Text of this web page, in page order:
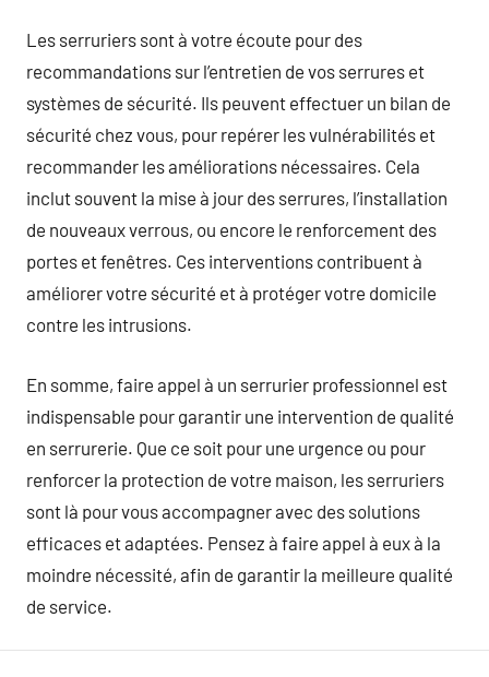
Les serruriers sont à votre écoute pour des
recommandations sur l’entretien de vos serrures et
systèmes de sécurité. Ils peuvent effectuer un bilan de
sécurité chez vous, pour repérer les vulnérabilités et
recommander les améliorations nécessaires. Cela
inclut souvent la mise à jour des serrures, l’installation
de nouveaux verrous, ou encore le renforcement des
portes et fenêtres. Ces interventions contribuent à
améliorer votre sécurité et à protéger votre domicile
contre les intrusions.
En somme, faire appel à un serrurier professionnel est
indispensable pour garantir une intervention de qualité
en serrurerie. Que ce soit pour une urgence ou pour
renforcer la protection de votre maison, les serruriers
sont là pour vous accompagner avec des solutions
efficaces et adaptées. Pensez à faire appel à eux à la
moindre nécessité, afin de garantir la meilleure qualité
de service.